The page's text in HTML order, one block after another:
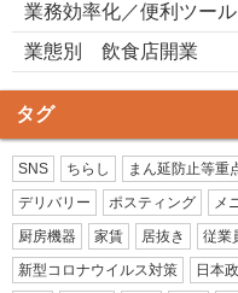
業務効率化／便利ツール
業態別 飲食店開業
タグ
SNS ちらし まん延防止等重
デリバリー
ポスティング メ
厨房機器
家賃 居抜き 従業
新型コロナウイルス対策
日本